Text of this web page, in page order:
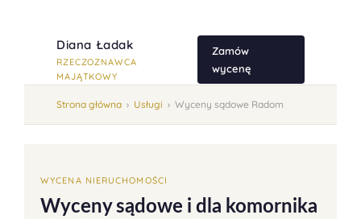
Diana Ładak
RZECZOZNAWCA
MAJĄTKOWY
Zamów
wycenę
Strona główna › Usługi › Wyceny sądowe Radom
WYCENA NIERUCHOMOŚCI
Wyceny sądowe i dla komornika